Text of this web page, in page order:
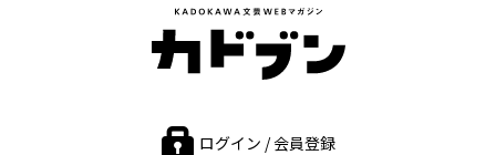
ログイン / 会員登録